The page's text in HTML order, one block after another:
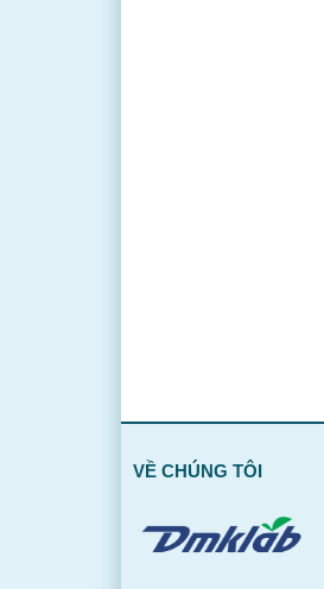
VỀ CHÚNG TÔI